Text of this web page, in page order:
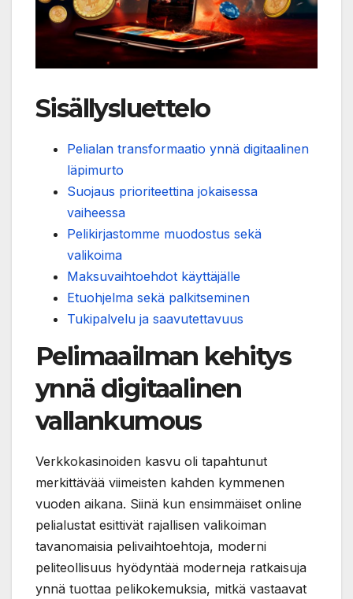
Sisällysluettelo
Pelialan transformaatio ynnä digitaalinen
läpimurto
Suojaus prioriteettina jokaisessa
vaiheessa
Pelikirjastomme muodostus sekä
valikoima
Maksuvaihtoehdot käyttäjälle
Etuohjelma sekä palkitseminen
Tukipalvelu ja saavutettavuus
Pelimaailman kehitys
ynnä digitaalinen
vallankumous
Verkkokasinoiden kasvu oli tapahtunut
merkittävää viimeisten kahden kymmenen
vuoden aikana. Siinä kun ensimmäiset online
pelialustat esittivät rajallisen valikoiman
tavanomaisia pelivaihtoehtoja, moderni
peliteollisuus hyödyntää moderneja ratkaisuja
ynnä tuottaa pelikokemuksia, mitkä vastaavat